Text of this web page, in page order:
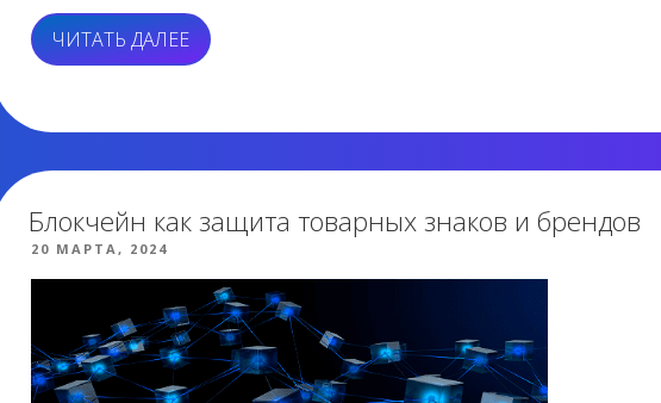
ЧИТАТЬ ДАЛЕЕ«DDOS-
АТАКИ
Блокчейн как защита товарных знаков и брендов
ОПУБЛИКОВАНО
20 МАРТА, 2024